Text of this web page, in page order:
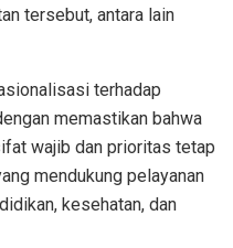
tersebut, antara lain
terhadap
memastikan bahwa
wajib dan prioritas tetap
mendukung pelayanan
kesehatan, dan